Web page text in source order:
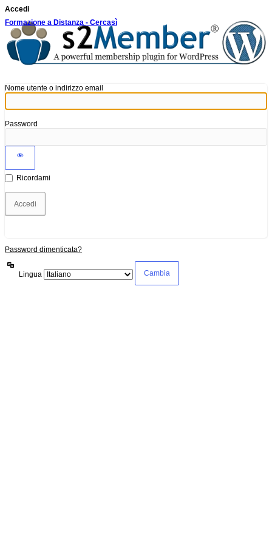
Accedi
Formazione a Distanza - Cercasì
Nome utente o indirizzo email
Password
Ricordami
Password dimenticata?
Lingua